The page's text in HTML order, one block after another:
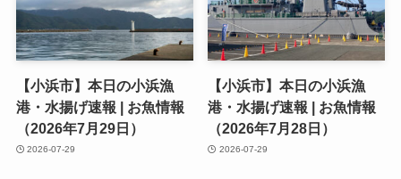
【小浜市】本日の小浜漁
港・水揚げ速報 | お魚情報
（2026年7月29日）
2026-07-29
【小浜市】本日の小浜漁
港・水揚げ速報 | お魚情報
（2026年7月28日）
2026-07-29